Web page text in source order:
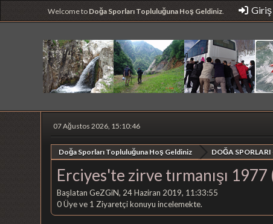
Welcome to Doğa Sporları Topluluğuna Hoş Geldiniz. Giriş
07 Ağustos 2026, 15:10:46
Doğa Sporları Topluluğuna Hoş Geldiniz DOĞA
Erciyes'te zirve tırmanışı
Başlatan GeZGiN, 24 Haziran 2019, 11:33:55
0 Üye ve 1 Ziyaretçi konuyu incelemekte.